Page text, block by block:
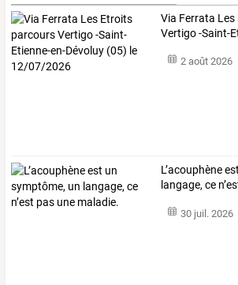
Via Ferrata Les
Vertigo-Saint-
2 août 2026
L’acouphène
langage, ce
30 juil. 2026